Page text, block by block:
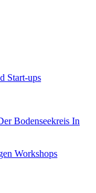
Start-ups
Bodenseekreis In
Workshops